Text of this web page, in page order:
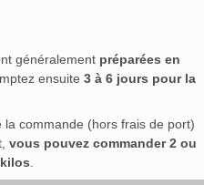
généralement préparées en
ensuite 3 à 6 jours pour la
commande (hors frais de port)
vous pouvez commander 2 ou